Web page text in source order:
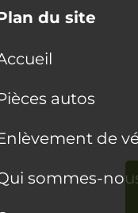
du site
autos
de
sommes-